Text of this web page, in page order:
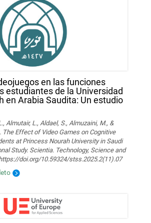
en las funciones
estudiantes de la Universidad
en Arabia Saudita: Un estudio
Almutair, L., Aldael, S., Almuzaini, M., &
The Effect of Video Games on Cognitive
at Princess Nourah University in Saudi
Study. Scientia. Technology, Science and
doi.org/10.59324/stss.2025.2(11).07